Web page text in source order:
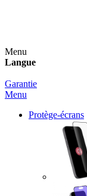
Menu
Langue
Garantie
Menu
Protège-écrans